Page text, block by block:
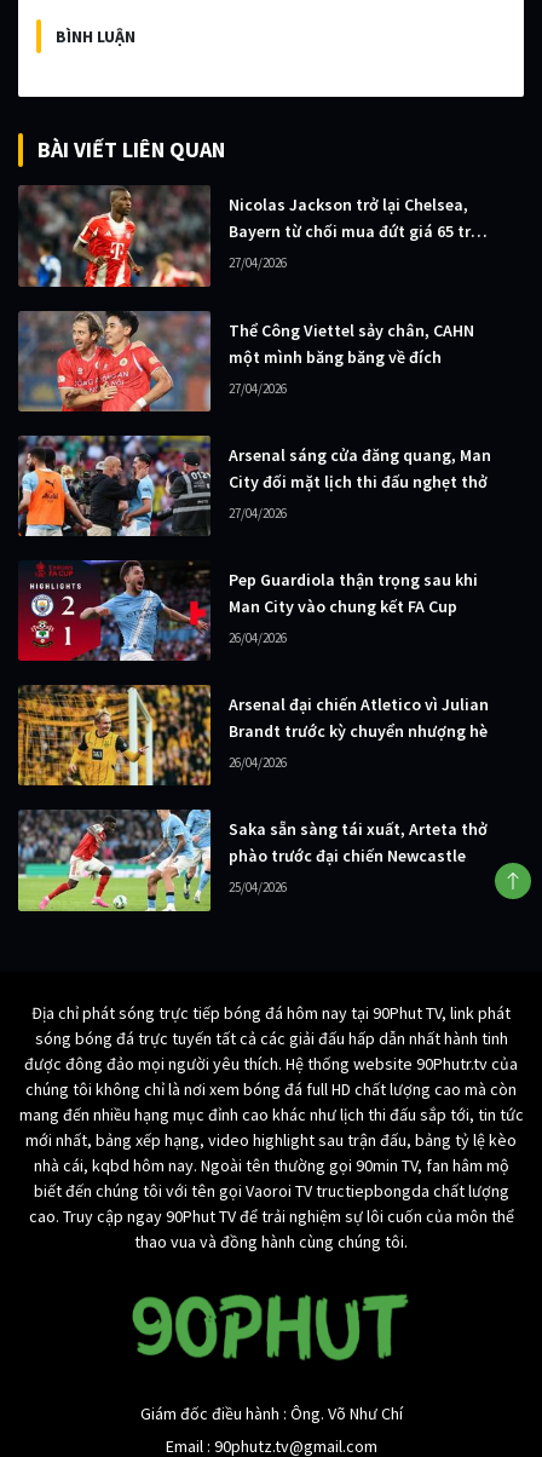
BÌNH LUẬN
BÀI VIẾT LIÊN QUAN
Nicolas Jackson trở lại Chelsea,
Bayern từ chối mua đứt giá 65 triệu
euro
27/04/2026
Thể Công Viettel sảy chân, CAHN
một mình băng băng về đích
27/04/2026
Arsenal sáng cửa đăng quang, Man
City đối mặt lịch thi đấu nghẹt thở
27/04/2026
Pep Guardiola thận trọng sau khi
Man City vào chung kết FA Cup
26/04/2026
Arsenal đại chiến Atletico vì Julian
Brandt trước kỳ chuyển nhượng hè
26/04/2026
Saka sẵn sàng tái xuất, Arteta thở
phào trước đại chiến Newcastle
25/04/2026
Địa chỉ phát sóng trực tiếp bóng đá hôm nay tại 90Phut TV, link phát
sóng bóng đá trực tuyến tất cả các giải đấu hấp dẫn nhất hành tinh
được đông đảo mọi người yêu thích. Hệ thống website 90Phutr.tv của
chúng tôi không chỉ là nơi xem bóng đá full HD chất lượng cao mà còn
mang đến nhiều hạng mục đỉnh cao khác như lịch thi đấu sắp tới, tin tức
mới nhất, bảng xếp hạng, video highlight sau trận đấu, bảng tỷ lệ kèo
nhà cái, kqbd hôm nay. Ngoài tên thường gọi 90min TV, fan hâm mộ
biết đến chúng tôi với tên gọi Vaoroi TV tructiepbongda chất lượng
cao. Truy cập ngay 90Phut TV để trải nghiệm sự lôi cuốn của môn thể
thao vua và đồng hành cùng chúng tôi.
Giám đốc điều hành : Ông. Võ Như Chí
Email : 90phutz.tv@gmail.com